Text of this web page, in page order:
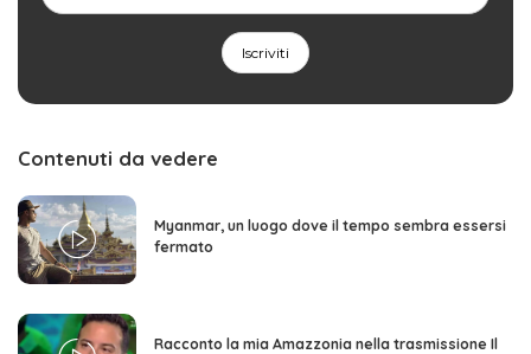
Contenuti da vedere
Myanmar, un luogo dove il tempo sembra essersi
fermato
Racconto la mia Amazzonia nella trasmissione Il